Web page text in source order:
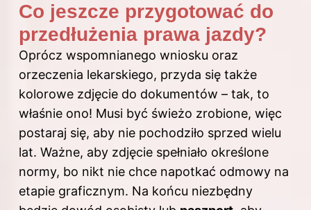
Co jeszcze przygotować do
przedłużenia prawa jazdy?
Oprócz wspomnianego wniosku oraz
orzeczenia lekarskiego, przyda się także
kolorowe zdjęcie do dokumentów – tak, to
właśnie ono! Musi być świeżo zrobione, więc
postaraj się, aby nie pochodziło sprzed wielu
lat. Ważne, aby zdjęcie spełniało określone
normy, bo nikt nie chce napotkać odmowy na
etapie graficznym. Na końcu niezbędny